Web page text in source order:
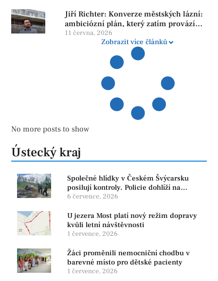
Jiří Richter: Konverze městských lázní:
ambiciózní plán, který zatím provází
více otazníků než jistot
11 června, 2026
Zobrazit více článků
No more posts to show
Ústecký kraj
Společné hlídky v Českém Švýcarsku
posilují kontroly. Policie dohlíží na
bezpečnost i ochranu přírody
6 července, 2026
U jezera Most platí nový režim dopravy
kvůli letní návštěvnosti
1 července, 2026
Žáci proměnili nemocniční chodbu v
barevné místo pro dětské pacienty
1 července, 2026